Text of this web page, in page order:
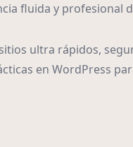
fluida y profesional
ultra rápidos,
en WordPress